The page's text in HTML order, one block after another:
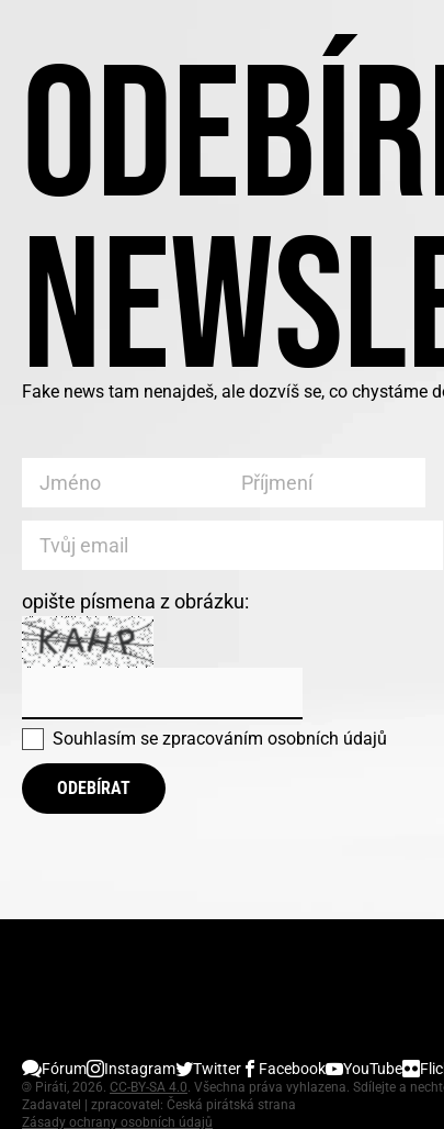
Fake news tam nenajdeš, ale dozvíš se, co
opište písmena z obrázku:
Souhlasím se zpracováním osobních údajů
ODEBÍRAT
Fórum Instagram Twitter Facebook YouTube
© Piráti, 2026. CC-BY-SA 4.0. Všechna práva vyhlazena. Sdílejte a
Zadavatel | zpracovatel: Česká pirátská strana
Zásady ochrany osobních údajů